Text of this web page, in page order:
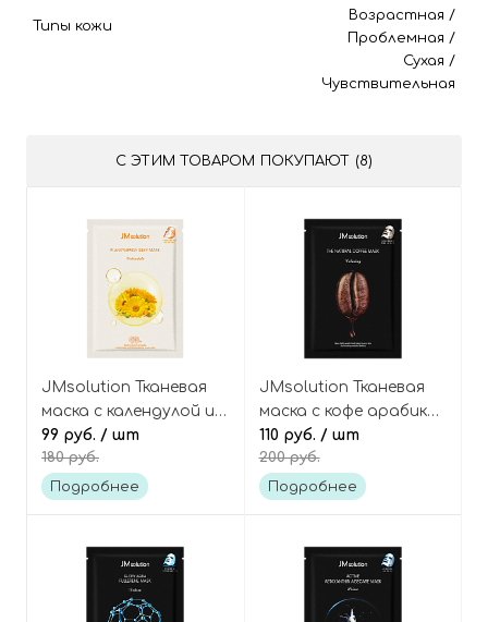
Типы кожи
Возрастная /
Проблемная /
Сухая /
Чувствительная
С ЭТИМ ТОВАРОМ ПОКУПАЮТ (8)
JMsolution Тканевая
маска с календулой и
пробиотиками
Plansynergy Silky Mask
Calendula
99 руб. / шт
180 руб.
Подробнее
JMsolution Тканевая
маска с кофе арабика
The Natural Coffee
Mask Calming
110 руб. / шт
200 руб.
Подробнее